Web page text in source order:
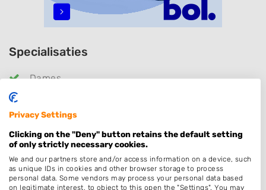
Specialisaties
Dames
Kinderkapper
Kleuren
Hairextensions
Keratine behandeling
Bruidskapsel
Privacy Settings
Clicking on the "Deny" button retains the default setting
of only strictly necessary cookies.
We and our partners store and/or access information on a device, such
as unique IDs in cookies and other browser storage to process
personal data. Some vendors may process your personal data based
on legitimate interest, to object to this open the "Settings". You may